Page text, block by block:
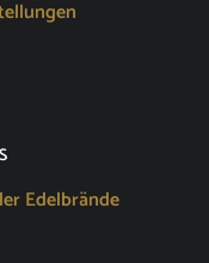
Edelbrände